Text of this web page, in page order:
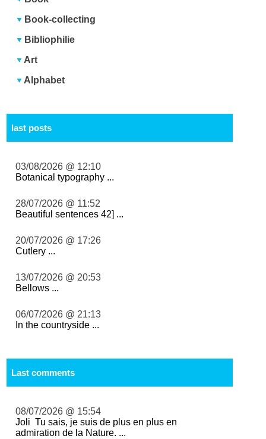
Book-collecting
Bibliophilie
Art
Alphabet
last posts
03/08/2026 @ 12:10
Botanical typography ...
28/07/2026 @ 11:52
Beautiful sentences 42] ...
20/07/2026 @ 17:26
Cutlery ...
13/07/2026 @ 20:53
Bellows ...
06/07/2026 @ 21:13
In the countryside ...
Last comments
08/07/2026 @ 15:54
Joli Tu sais, je suis de plus en plus en
admiration de la Nature. ...